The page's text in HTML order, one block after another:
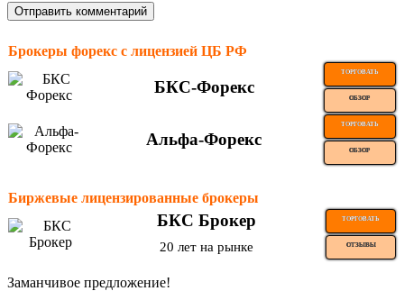
Брокеры форекс с лицензией ЦБ РФ
БКС-Форекс
ТОРГОВАТЬ
ОБЗОР
Альфа-Форекс
ТОРГОВАТЬ
ОБЗОР
Биржевые лицензированные брокеры
БКС Брокер ТОРГОВАТЬ
20 лет на рынке ОТЗЫВЫ
Заманчивое предложение!